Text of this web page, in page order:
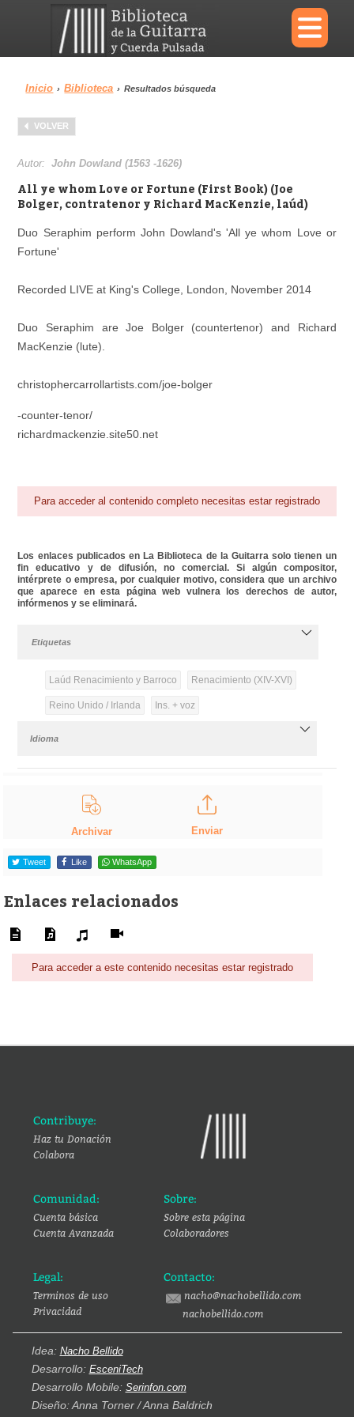
×
Menu
Biblioteca
Área personal Reproductor
Inicio › Biblioteca › Resultados búsqueda
VOLVER
Autor:John Dowland (1563 -1626)
All ye whom Love or Fortune (First Book) (Joe
Bolger, contratenor y Richard MacKenzie, laúd)
Duo Seraphim perform John Dowland's 'All ye whom Love or
Fortune'
Recorded LIVE at King's College, London, November 2014
Duo Seraphim are Joe Bolger (countertenor) and Richard
MacKenzie (lute).
christophercarrollartists.com/joe-bolger
­-counter-tenor/
richardmackenzie.site50.net
Para acceder al contenido completo necesitas estar registrado
Los enlaces publicados en La Biblioteca de la Guitarra solo tienen un
fin educativo y de difusión, no comercial. Si algún compositor,
intérprete o empresa, por cualquier motivo, considera que un archivo
que aparece en esta página web vulnera los derechos de autor,
infórmenos y se eliminará.
Etiquetas
Laúd Renacimiento y Barroco Renacimiento (XIV-XVI)
Reino Unido / Irlanda Ins. + voz
Idioma
Archivar Enviar
Tweet Like WhatsApp
Enlaces relacionados
Para acceder a este contenido necesitas estar registrado
Contribuye:
Haz tu Donación
Colabora
Comunidad:
Cuenta básica
Cuenta Avanzada
Sobre:
Sobre esta página
Colaboradores
Legal:
Terminos de uso
Privacidad
Contacto:
nacho@nachobellido.com
nachobellido.com
Idea: Nacho Bellido
Desarrollo: EsceniTech
Desarrollo Mobile: Serinfon.com
Diseño: Anna Torner / Anna Baldrich